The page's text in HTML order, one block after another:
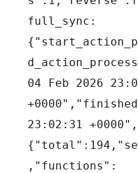
full_sync:
04 Feb 2026
23:02:31
,"functions":